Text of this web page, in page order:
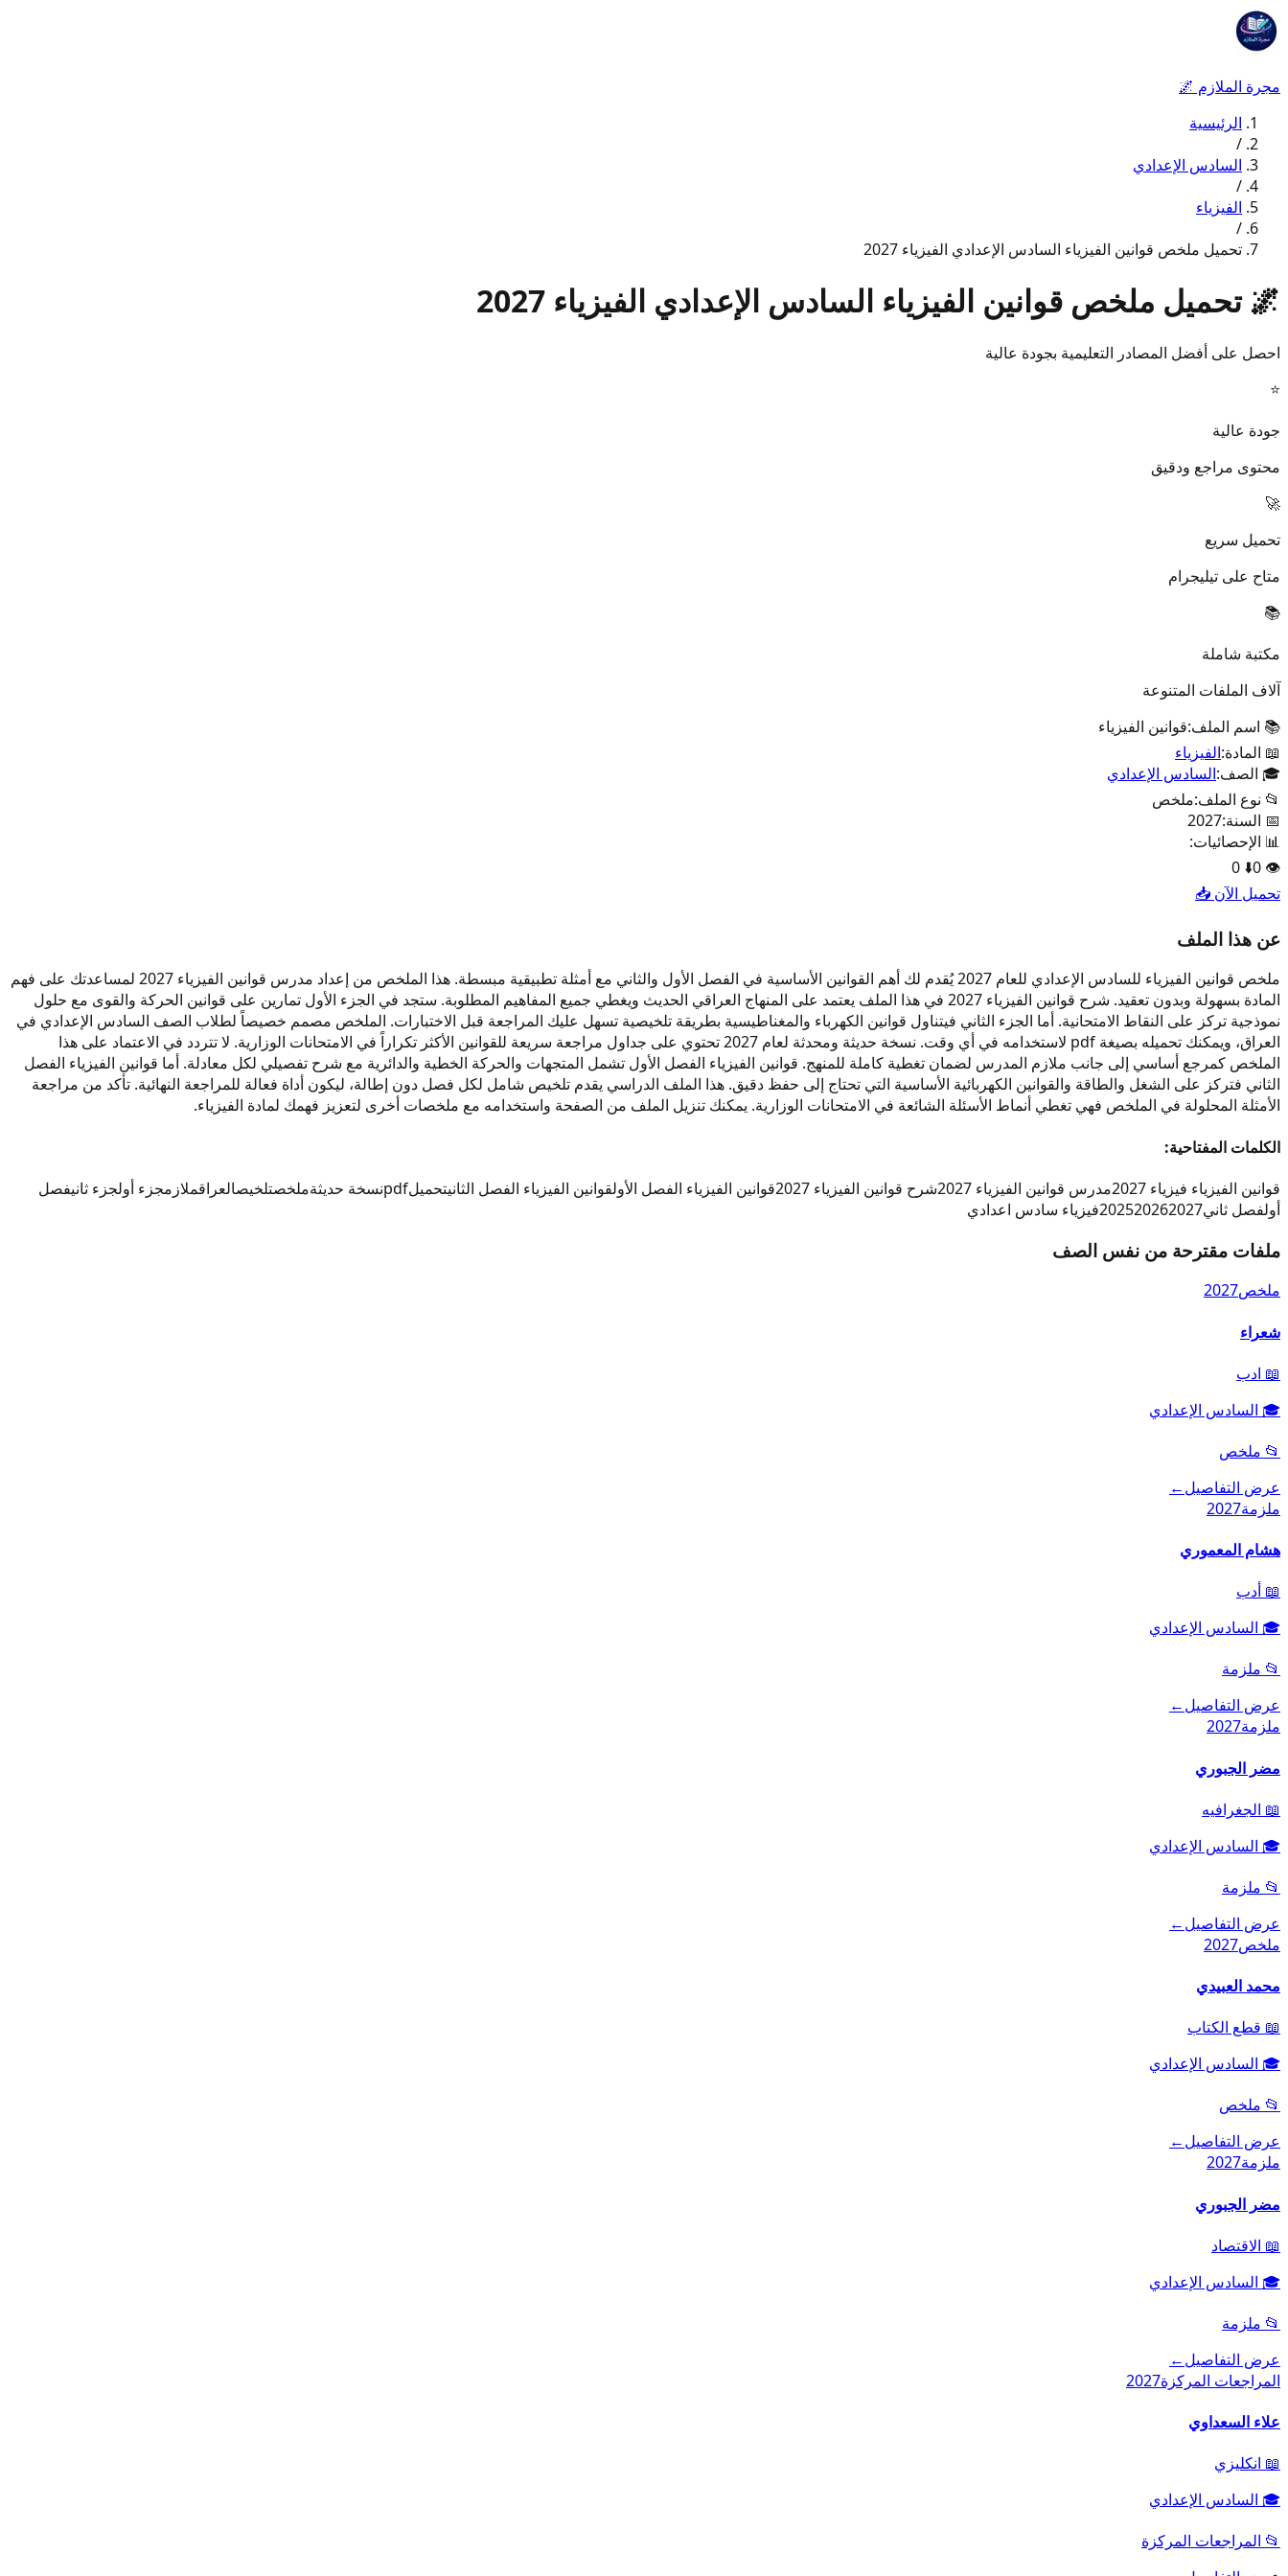
مجرة الملازم 🌌
الرئيسية
/
السادس الإعدادي
/
الفيزياء
/
تحميل ملخص قوانين الفيزياء السادس الإعدادي الفيزياء 2027
🌌 تحميل ملخص قوانين الفيزياء السادس الإعدادي الفيزياء 2027
احصل على أفضل المصادر التعليمية بجودة عالية
⭐
جودة عالية
محتوى مراجع ودقيق
🚀
تحميل سريع
متاح على تيليجرام
📚
مكتبة شاملة
آلاف الملفات المتنوعة
📚 اسم الملف:قوانين الفيزياء
📖 المادة:الفيزياء
🎓 الصف:السادس الإعدادي
📂 نوع الملف:ملخص
📅 السنة:2027
📊 الإحصائيات:
👁️
0
⬇️
0
تحميل الآن 📥
عن هذا الملف
ملخص قوانين الفيزياء للسادس الإعدادي للعام 2027 يُقدم لك أهم القوانين الأساسية في الفصل الأول والثاني مع أمثلة تطبيقية مبسطة. هذا الملخص من إعداد مدرس قوانين الفيزياء 2027 لمساعدتك على فهم
المادة بسهولة وبدون تعقيد. شرح قوانين الفيزياء 2027 في هذا الملف يعتمد على المنهاج العراقي الحديث ويغطي جميع المفاهيم المطلوبة. ستجد في الجزء الأول تمارين على قوانين الحركة والقوى مع حلول
نموذجية تركز على النقاط الامتحانية. أما الجزء الثاني فيتناول قوانين الكهرباء والمغناطيسية بطريقة تلخيصية تسهل عليك المراجعة قبل الاختبارات. الملخص مصمم خصيصاً لطلاب الصف السادس الإعدادي في
العراق، ويمكنك تحميله بصيغة pdf لاستخدامه في أي وقت. نسخة حديثة ومحدثة لعام 2027 تحتوي على جداول مراجعة سريعة للقوانين الأكثر تكراراً في الامتحانات الوزارية. لا تتردد في الاعتماد على هذا
الملخص كمرجع أساسي إلى جانب ملازم المدرس لضمان تغطية كاملة للمنهج. قوانين الفيزياء الفصل الأول تشمل المتجهات والحركة الخطية والدائرية مع شرح تفصيلي لكل معادلة. أما قوانين الفيزياء الفصل
الثاني فتركز على الشغل والطاقة والقوانين الكهربائية الأساسية التي تحتاج إلى حفظ دقيق. هذا الملف الدراسي يقدم تلخيص شامل لكل فصل دون إطالة، ليكون أداة فعالة للمراجعة النهائية. تأكد من مراجعة
الأمثلة المحلولة في الملخص فهي تغطي أنماط الأسئلة الشائعة في الامتحانات الوزارية. يمكنك تنزيل الملف من الصفحة واستخدامه مع ملخصات أخرى لتعزيز فهمك لمادة الفيزياء.
الكلمات المفتاحية:
قوانين الفيزياء فيزياء 2027
مدرس قوانين الفيزياء 2027 شرح قوانين الفيزياء 2027 قوانين الفيزياء الفصل الأولقوانين الفيزياء الفصل الثانيتحميلpdfنسخة حديثةملخصتلخيصالعراقملازمجزء أولجزء ثانيفصل
أولفصل ثاني 202520262027 فيزياء سادس اعدادي
ملفات مقترحة من نفس الصف
ملخص2027
شعراء
📖 ادب
🎓 السادس الإعدادي
📂 ملخص
عرض التفاصيل←
ملزمة2027
هشام المعموري
📖 أدب
🎓 السادس الإعدادي
📂 ملزمة
عرض التفاصيل←
ملزمة2027
مضر الجبوري
📖 الجغرافيه
🎓 السادس الإعدادي
📂 ملزمة
عرض التفاصيل←
ملخص2027
محمد العبيدي
📖 قطع الكتاب
🎓 السادس الإعدادي
📂 ملخص
عرض التفاصيل←
ملزمة2027
مضر الجبوري
📖 الاقتصاد
🎓 السادس الإعدادي
📂 ملزمة
عرض التفاصيل←
المراجعات المركزة2027
علاء السعداوي
📖 انكليزي
🎓 السادس الإعدادي
📂 المراجعات المركزة